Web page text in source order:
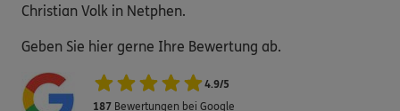
Christian Volk in Netphen.
Geben Sie hier gerne Ihre Bewertung ab.
4.9/5
187 Bewertungen bei Google